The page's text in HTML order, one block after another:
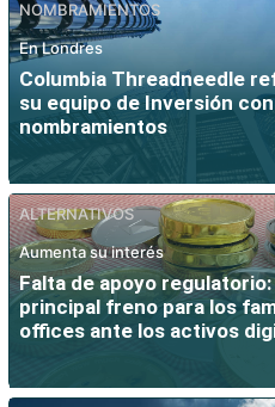
NOMBRAMIENTOS
En Londres
Columbia Threadneedle
su equipo de Inversión
nombramientos
ALTERNATIVOS
Aumenta su interés
Falta de apoyo regulatorio:
principal freno para los
offices ante los activos